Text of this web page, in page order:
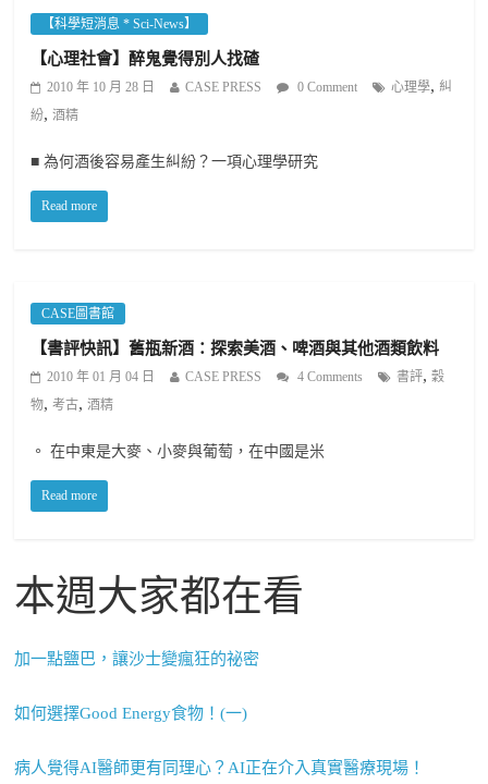
【科學短消息 * Sci-News】
【心理社會】醉鬼覺得別人找碴
2010 年 10 月 28 日 CASE PRESS 0 Comment 心理學, 糾
紛,酒精
■ 為何酒後容易產生糾紛？一項心理學研究
Read more
CASE圖書館
【書評快訊】舊瓶新酒：探索美酒、啤酒與其他酒類飲料
2010 年 01 月 04 日 CASE PRESS 4 Comments 書評,穀
物,考古,酒精
。 在中東是大麥、小麥與葡萄，在中國是米
Read more
本週大家都在看
加一點鹽巴，讓沙士變瘋狂的祕密
如何選擇Good Energy食物！(一)
病人覺得AI醫師更有同理心？AI正在介入真實醫療現場！